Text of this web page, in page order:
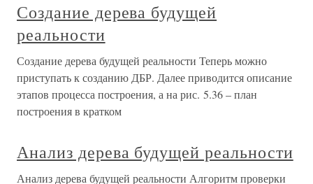
Создание дерева будущей
реальности
Создание дерева будущей реальности Теперь можно
приступать к созданию ДБР. Далее приводится описание
этапов процесса построения, а на рис. 5.36 – план
построения в кратком
Анализ дерева будущей реальности
Анализ дерева будущей реальности Алгоритм проверки